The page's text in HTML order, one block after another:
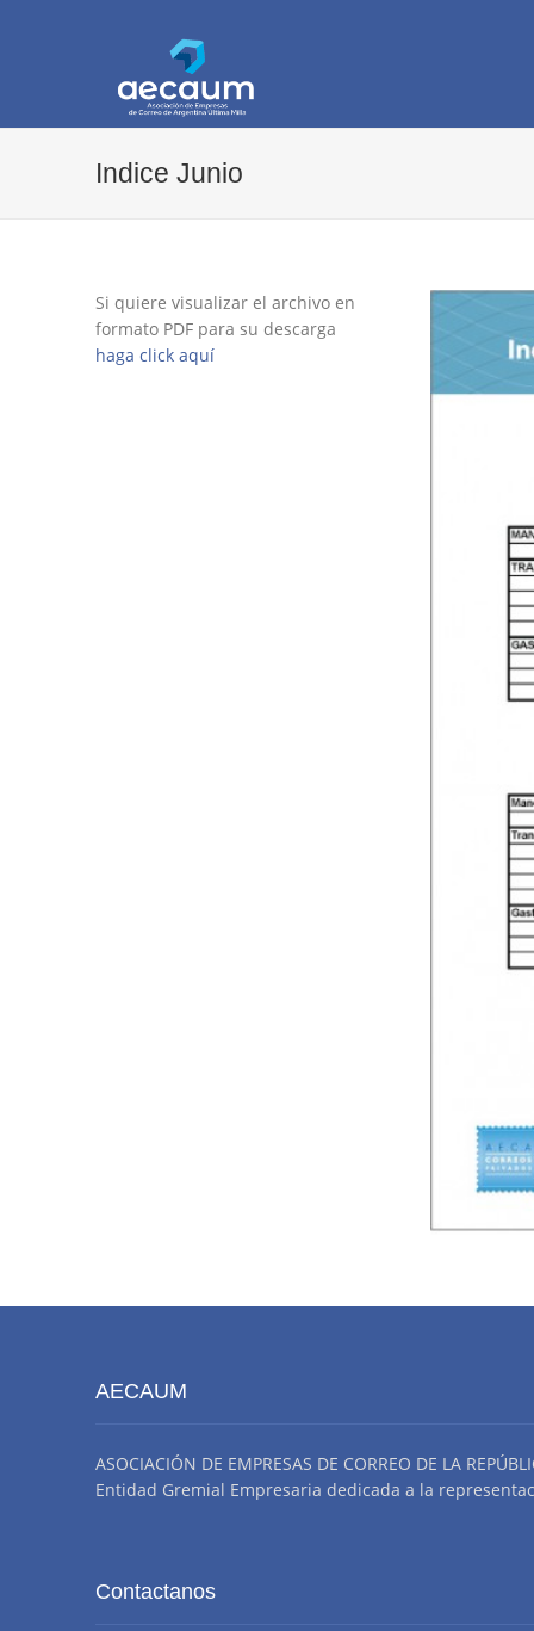
Indice Junio
Si quiere visualizar el archivo en
formato PDF para su descarga
haga click aquí
AECAUM
ASOCIACIÓN DE EMPRESAS DE CORREO DE LA
Entidad Gremial Empresaria dedicada a la
Contactanos